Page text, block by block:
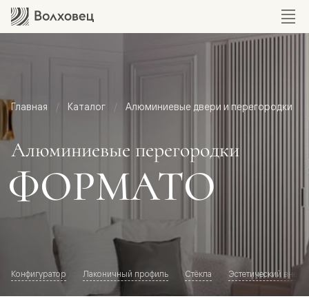
Главная Каталог Алюминиевые двери и перегородки
Алюминиевые перегородки
ФОРМАТО
Конфигуратор Лаконичный профиль Стёкла Эстетический